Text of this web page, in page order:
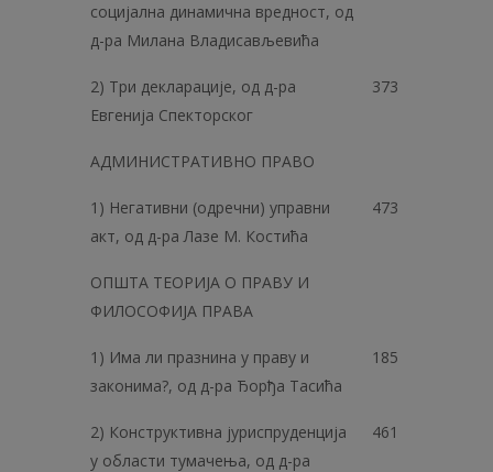
социјална динамична вредност, од
д-ра Милана Владисављевића
2) Три декларације, од д-ра
Евгенија Спекторског
373
АДМИНИСТРАТИВНО ПРАВО
1) Негативни (одречни) управни
акт, од д-ра Лазе М. Костића
473
ОПШТА ТЕОРИЈА О ПРАВУ И
ФИЛОСОФИЈА ПРАВА
1) Има ли празнина у праву и
законима?, од д-ра Ђорђа Тасића
185
2) Конструктивна јуриспруденција
у области тумачења, од д-ра
461